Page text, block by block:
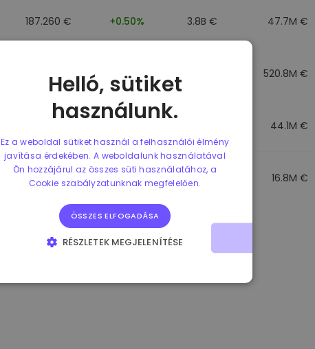
187.260 € +0.50% 3.8B € 47.7M €
0.00% 520.8M €
44.1M €
1.180000 € +1.90% 3.2B € 16.8M €
Helló, sütiket
használunk.
Ez a weboldal sütiket használ a felhasználói élmény
javítása érdekében. A weboldalunk használatával
Ön hozzájárul az összes süti használatához, a
Cookie szabályzatunknak megfelelően.
ÖSSZES ELFOGADÁSA
RÉSZLETEK MEGJELENÍTÉSE